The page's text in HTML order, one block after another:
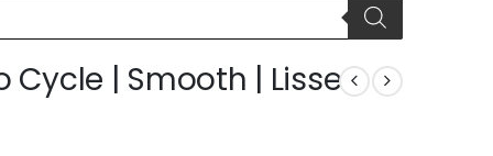
Cycle | Smooth | Lisse